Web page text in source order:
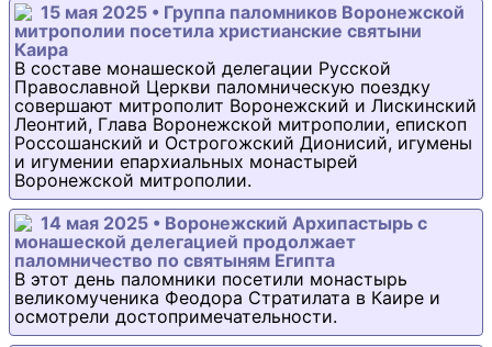
15 мая 2025 • Группа паломников Воронежской
митрополии посетила христианские святыни
Каира
В составе монашеской делегации Русской
Православной Церкви паломническую поездку
совершают митрополит Воронежский и Лискинский
Леонтий, Глава Воронежской митрополии, епископ
Россошанский и Острогожский Дионисий, игумены
и игумении епархиальных монастырей
Воронежской митрополии.
14 мая 2025 • Воронежский Архипастырь с
монашеской делегацией продолжает
паломничество по святыням Египта
В этот день паломники посетили монастырь
великомученика Феодора Стратилата в Каире и
осмотрели достопримечательности.